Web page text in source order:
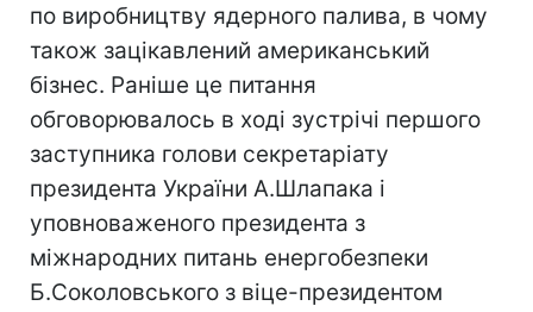
по виробництву ядерного палива, в чому
також зацікавлений американський
бізнес. Раніше це питання
обговорювалось в ході зустрічі першого
заступника голови секретаріату
президента України А.Шлапака і
уповноваженого президента з
міжнародних питань енергобезпеки
Б.Соколовського з віце-президентом